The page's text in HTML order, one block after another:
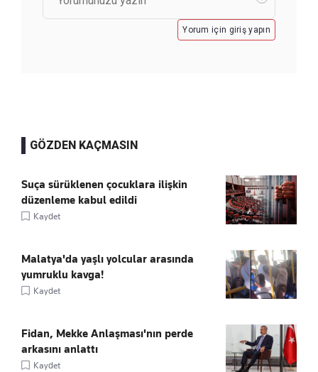
Yorum için giriş yapın
GÖZDEN KAÇMASIN
Suça sürüklenen çocuklara ilişkin
düzenleme kabul edildi
Kaydet
Malatya'da yaşlı yolcular arasında
yumruklu kavga!
Kaydet
Fidan, Mekke Anlaşması'nın perde
arkasını anlattı
Kaydet